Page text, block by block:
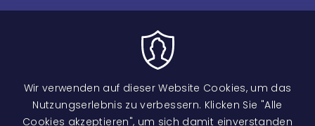
Wir verwenden auf dieser Website Cookies, um das
Nutzungserlebnis zu verbessern. Klicken Sie "Alle
Cookies akzeptieren", um sich damit einverstanden